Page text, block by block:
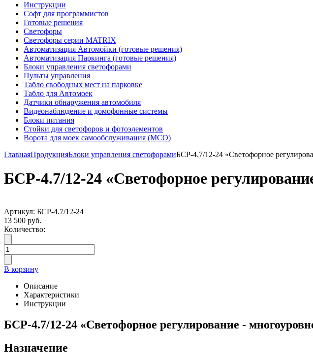
Инструкции
Софт для программистов
Готовые решения
Светофоры
Светофоры серии MATRIX
Автоматизация Автомойки (готовые решения)
Автоматизация Паркинга (готовые решения)
Блоки управления светофорами
Пульты управления
Табло свободных мест на парковке
Табло для Автомоек
Датчики обнаружения автомобиля
Видеонаблюдение и домофонные системы
Блоки питания
Стойки для светофоров и фотоэлементов
Ворота для моек самообслуживания (МСО)
ГлавнаяПродукцияБлоки управления светофорамиБСР-4.7/12-24 «Светофорное
БСР-4.7/12-24 «Светофорное
Артикул: БСР-4.7/12-24
13 500 руб.
Количество:
В корзину
Описание
Характеристики
Инструкции
БСР-4.7/12-24 «Светофорное регулирование -
Назначение